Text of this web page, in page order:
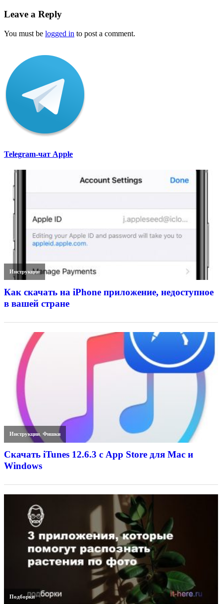
Leave a Reply
You must be logged in to post a comment.
Telegram-чат Apple
Инструкции
Как скачать на iPhone приложение, недоступное
в вашей стране
Инструкции,Фишки
Скачать iTunes 12.6.3 с App Store для Mac и
Windows
Подборки